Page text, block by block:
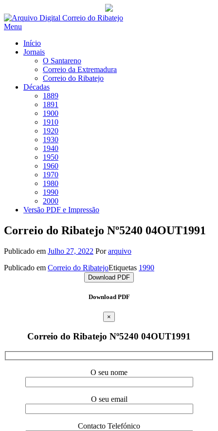
Saltar
para
Menu
Início
Jornais
O Santareno
Correio da Extremadura
Correio do Ribatejo
Décadas
1889
1891
1900
1910
1920
1930
1940
1950
1960
1970
1980
1990
2000
Versão PDF e Impressão
Correio do Ribatejo Nº5240 04OUT1991
Publicado em Julho 27, 2022 Porarquivo
Publicado em Correio do RibatejoEtiquetas 1990
Download PDF
Download PDF
×
Correio do Ribatejo Nº5240 04OUT1991
O seu nome
O seu email
Contacto Telefónico